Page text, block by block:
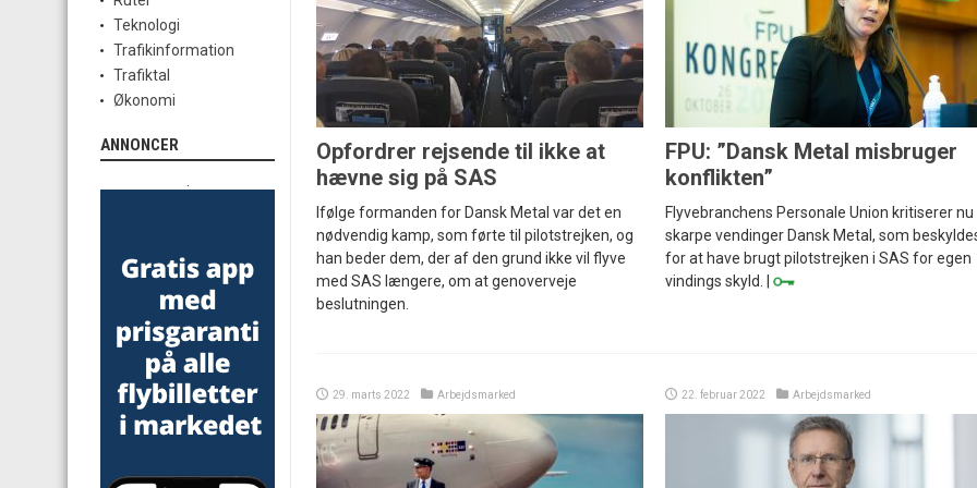
Opfordrer rejsende til ikke at
hævne sig på SAS
Ifølge formanden for Dansk Metal var det en
nødvendig kamp, som førte til pilotstrejken, og
han beder dem, der af den grund ikke vil flyve
med SAS længere, om at genoverveje
beslutningen.
FPU: ”Dansk Metal misbruger
konflikten”
Flyvebranchens Personale Union kritiserer nu
skarpe vendinger Dansk Metal, som
for at have brugt pilotstrejken i SAS for egen
vindings skyld. |
29. marts 2022 Arbejdsmarked 22. februar 2022 Arbejdsmarked
Teknologi
Trafikinformation
Trafiktal
Økonomi
ANNONCER